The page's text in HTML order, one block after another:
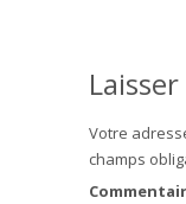
Votre
champs